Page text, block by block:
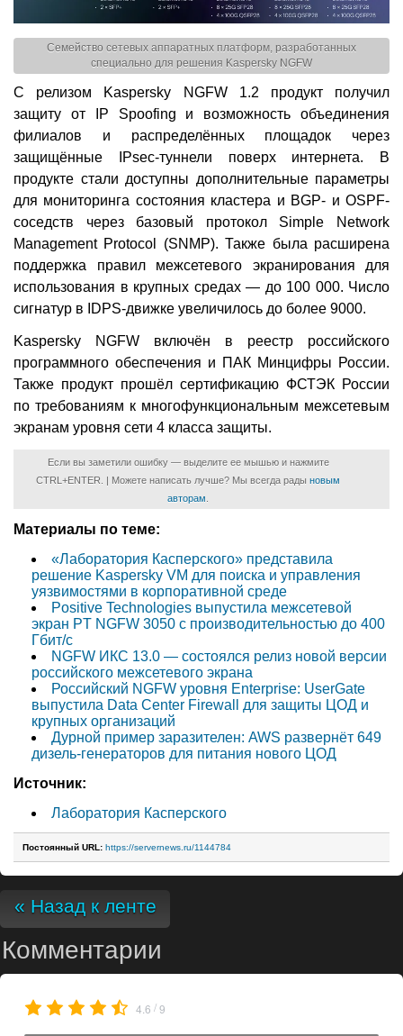
Семейство сетевых аппаратных платформ, разработанных
специально для решения Kaspersky NGFW
С релизом Kaspersky NGFW 1.2 продукт получил
защиту от IP Spoofing и возможность объединения
филиалов и распределённых площадок через
защищённые IPsec-туннели поверх интернета. В
продукте стали доступны дополнительные параметры
для мониторинга состояния кластера и BGP- и OSPF-
соседств через базовый протокол Simple Network
Management Protocol (SNMP). Также была расширена
поддержка правил межсетевого экранирования для
использования в крупных средах — до 100 000. Число
сигнатур в IDPS-движке увеличилось до более 9000.
Kaspersky NGFW включён в реестр российского
программного обеспечения и ПАК Минцифры России.
Также продукт прошёл сертификацию ФСТЭК России
по требованиям к многофункциональным межсетевым
экранам уровня сети 4 класса защиты.
Если вы заметили ошибку — выделите ее мышью и нажмите
CTRL+ENTER. | Можете написать лучше? Мы всегда рады новым
авторам
Материалы по теме:
«Лаборатория Касперского» представила
решение Kaspersky VM для поиска и управления
уязвимостями в корпоративной среде
Positive Technologies выпустила межсетевой
экран PT NGFW 3050 с производительностью до 400
Гбит/с
NGFW ИКС 13.0 — состоялся релиз новой версии
российского межсетевого экрана
Российский NGFW уровня Enterprise: UserGate
выпустила Data Center Firewall для защиты ЦОД и
крупных организаций
Дурной пример заразителен: AWS развернёт 649
дизель-генераторов для питания нового ЦОД
Источник:
Лаборатория Касперского
Постоянный URL: https://servernews.ru/1144784
« Назад к ленте
Комментарии
4.6 /9